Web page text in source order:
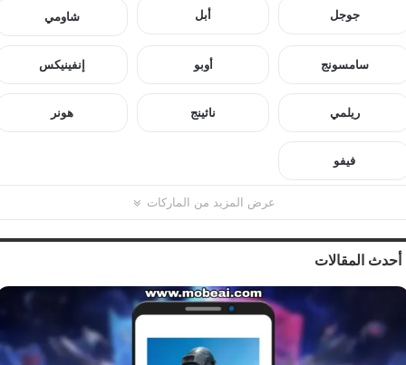
جوجل أبل شاومي
سامسونج أوبو إنفينيكس
ريلمي ناثينج هونر
فيفو
عرض المزيد من الماركات
أحدث المقالات